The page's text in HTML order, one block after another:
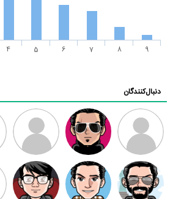
4 5 6 7 8 9
دنبال‌کنندگان
ممدرضا رضا کاظمی زهرا ~